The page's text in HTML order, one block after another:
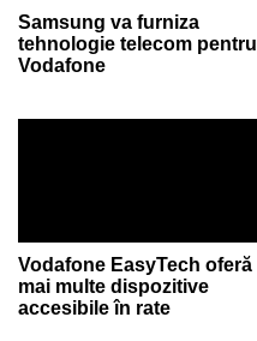
Samsung va furniza
tehnologie telecom pentru
Vodafone
Vodafone EasyTech oferă
mai multe dispozitive
accesibile în rate